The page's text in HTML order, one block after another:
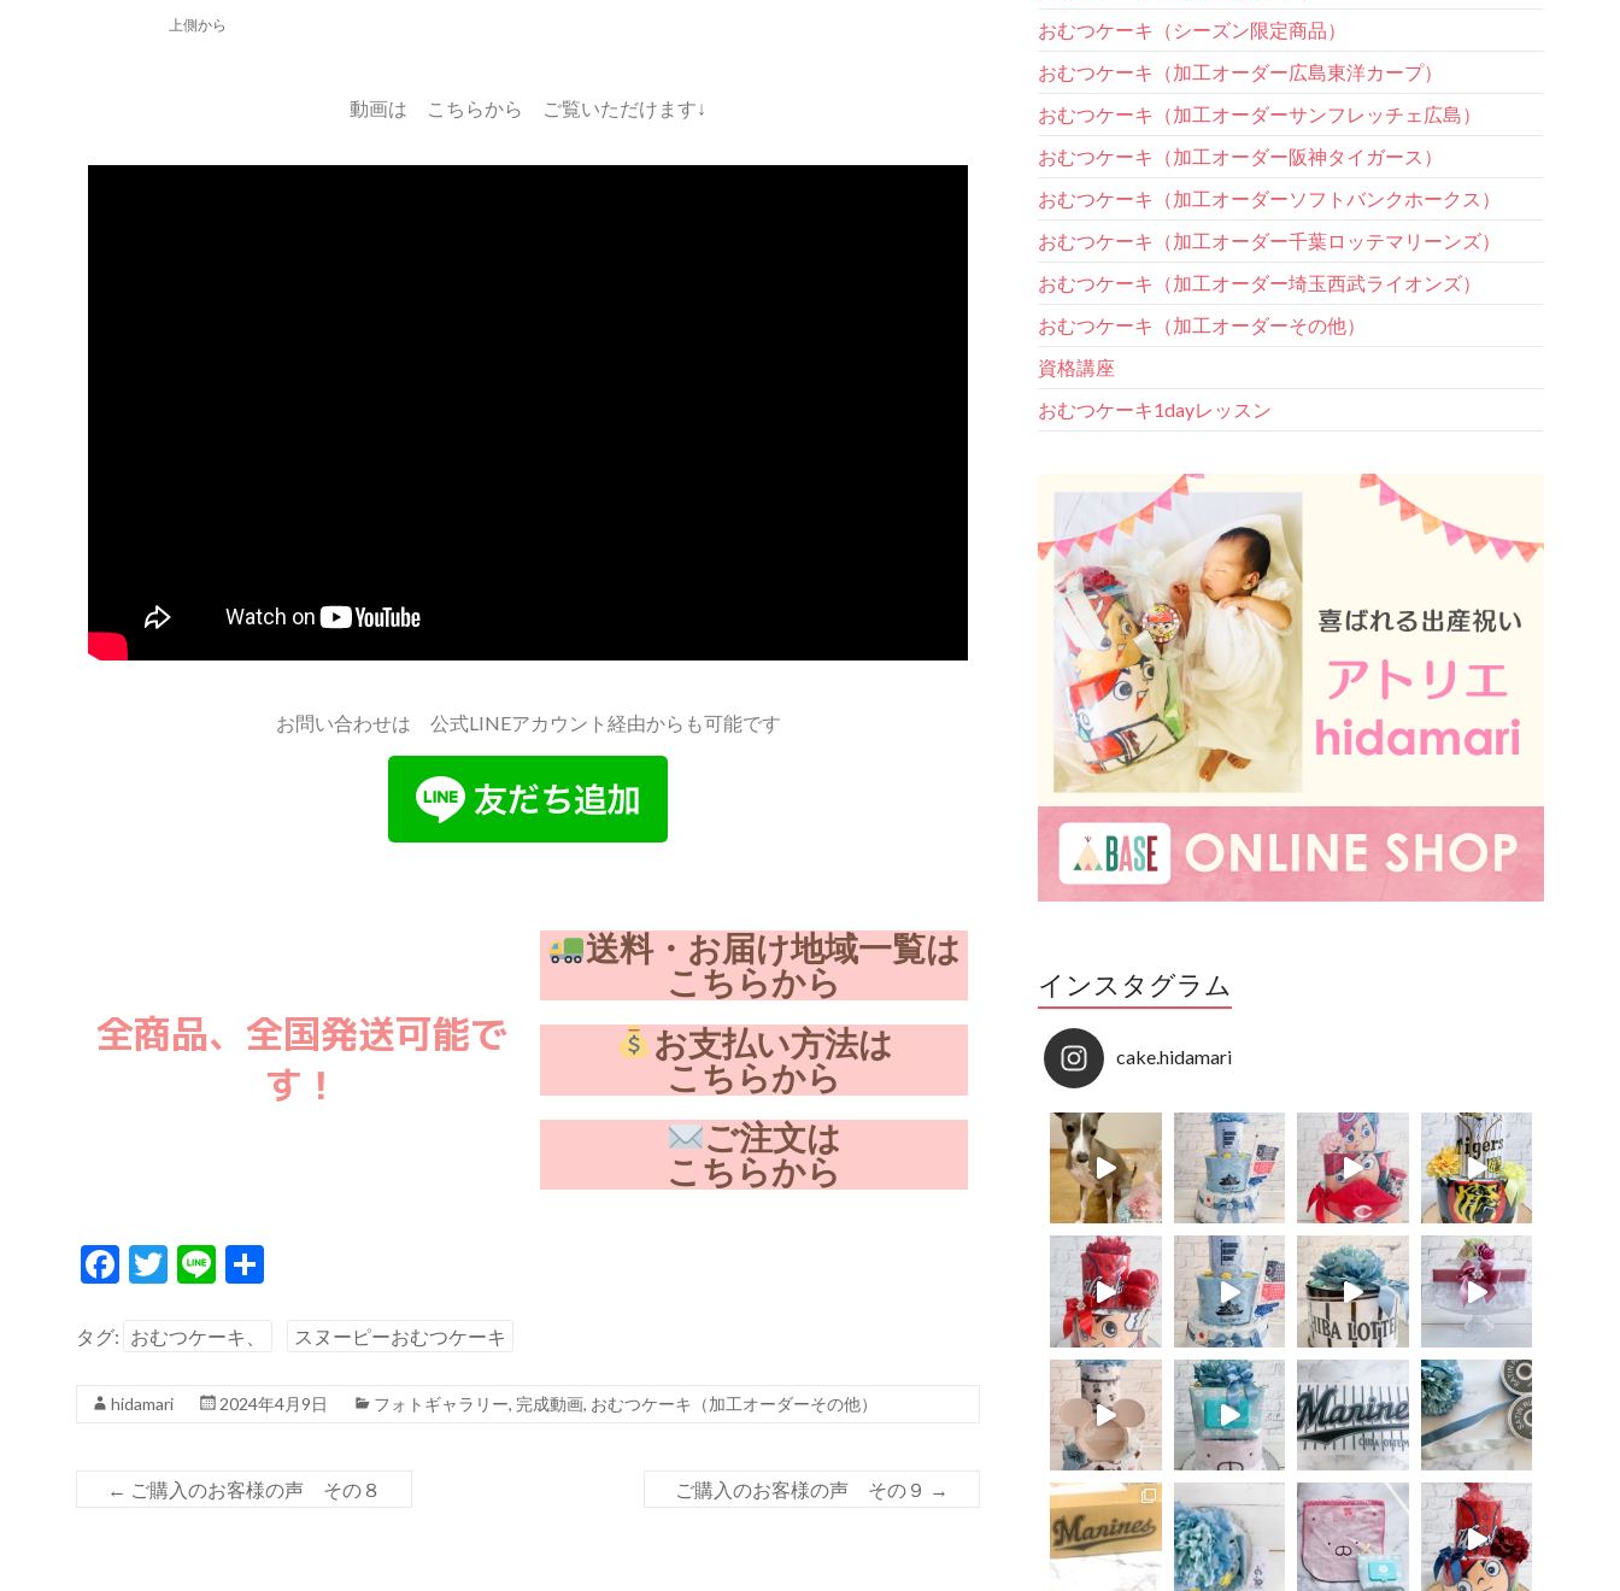
上側から
動画は こちらから ご覧いただけます↓
お問い合わせは 公式LINEアカウント経由からも可能です
全商品、全国発送可能で
す！
送料・お届け地域一覧は
こちらから
お支払い方法は
こちらから
ご注文は
こちらから
F
e
o
k
T
itt
Li
e
タグ: おむつケーキ、 スヌーピーおむつケーキ
hidamari 2024年4月9日 フォトギャラリー, 完成動画, おむつケーキ（加工オーダーその他）
← ご購入のお客様の声 その８ ご購入のお客様の声 その９ →
おむつケーキ（シーズン限定商品）
おむつケーキ（加工オーダー広島東洋カープ）
おむつケーキ（加工オーダーサンフレッチェ広島）
おむつケーキ（加工オーダー阪神タイガース）
おむつケーキ（加工オーダーソフトバンクホークス）
おむつケーキ（加工オーダー千葉ロッテマリーンズ）
おむつケーキ（加工オーダー埼玉西武ライオンズ）
おむつケーキ（加工オーダーその他）
資格講座
おむつケーキ1dayレッスン
インスタグラム
cake.hidamari